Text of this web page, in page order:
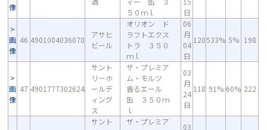
像
５０ｍｌ
日
画
像
46 4901004036070
アサヒ
ビール
オリオン ド
ラフトエクス
トラ ３５０
ｍｌ
06
月
04
日
120533% 5% 198
画
像
47 4901777302624
サント
リーホ
ールデ
ィング
ス
ザ・プレミア
ム・モルツ
香るエール
缶 ３５０ｍ
ｌ
03
月
24
日
118 91% 60% 222
サント
ザ・プレミア
03